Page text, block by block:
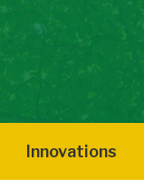
Innovations